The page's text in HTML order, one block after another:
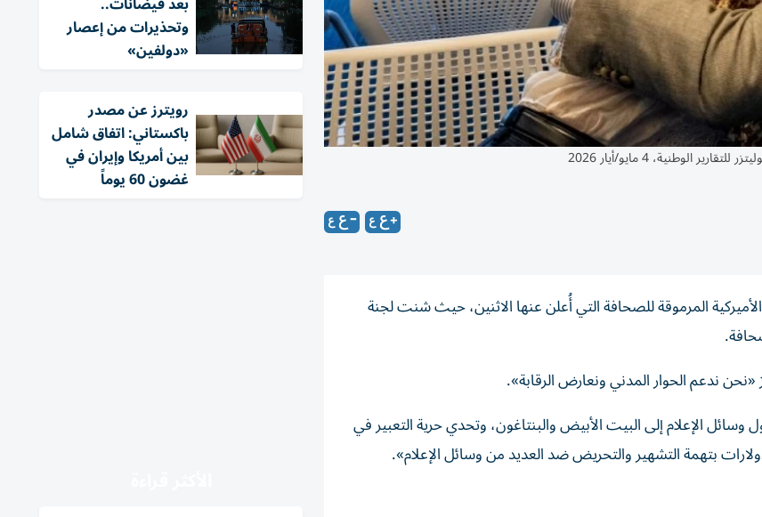
4 مايو/أيار 2026
المرموقة للصحافة التي أُعلن عنها الاثنين، حيث شنت لجنة
«نحن ندعم الحوار المدني ونعارض الرقابة».
الإعلام إلى البيت الأبيض والبنتاغون، وتحدي حرية التعبير في
بتهمة التشهير والتحريض ضد العديد من وسائل الإعلام».
وتحذيرات من إعصار
«دولفين»
‏رويترز عن مصدر
باكستاني: اتفاق شامل
بين أمريكا وإيران في
غضون 60 يوماً